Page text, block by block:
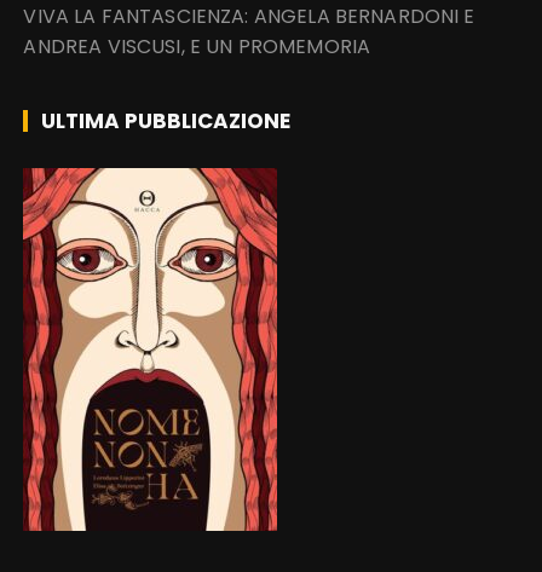
VIVA LA FANTASCIENZA: ANGELA BERNARDONI E
ANDREA VISCUSI, E UN PROMEMORIA
ULTIMA PUBBLICAZIONE